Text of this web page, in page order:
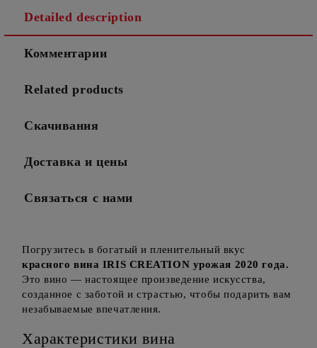
Detailed description
Комментарии
Related products
Скачивания
Доставка и цены
Связаться с нами
Погрузитесь в богатый и пленительный вкус
красного вина IRIS CREATION урожая 2020 года.
Это вино — настоящее произведение искусства,
созданное с заботой и страстью, чтобы подарить вам
незабываемые впечатления.
Характеристики вина